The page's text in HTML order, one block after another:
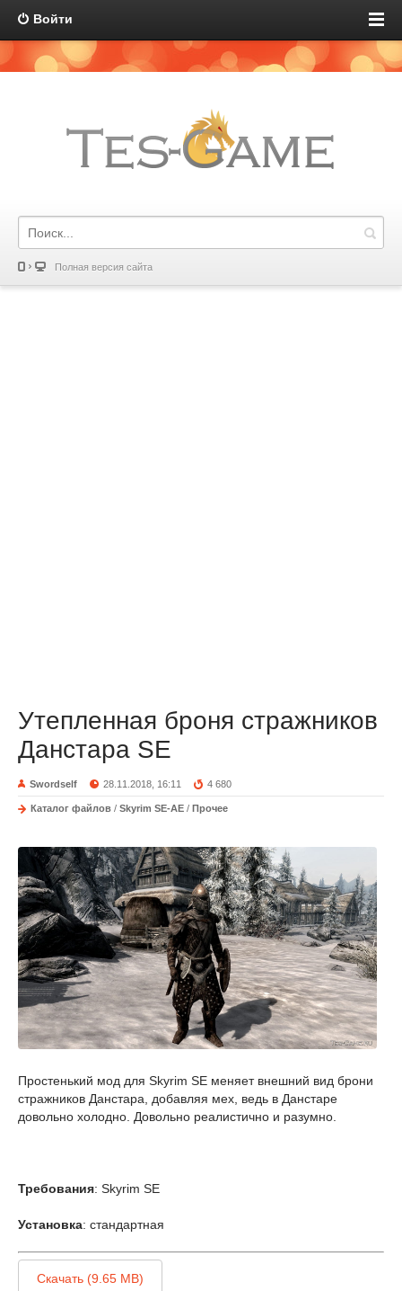
Войти
Полная версия сайта
Утепленная броня стражников
Данстара SE
Swordself 28.11.2018, 16:11 4 680
Каталог файлов / Skyrim SE-AE / Прочее
Простенький мод для Skyrim SE меняет внешний вид брони
стражников Данстара, добавляя мех, ведь в Данстаре
довольно холодно. Довольно реалистично и разумно.
Требования: Skyrim SE
Установка: стандартная
Скачать (9.65 MB)